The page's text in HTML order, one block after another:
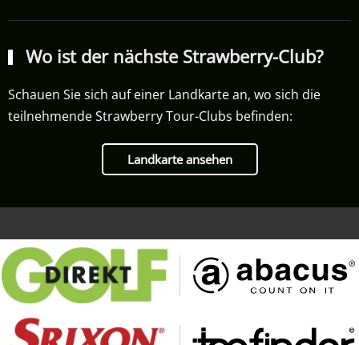
Wo ist der nächste Strawberry-Club?
Schauen Sie sich auf einer Landkarte an, wo sich die
teilnehmende Strawberry Tour-Clubs befinden:
Landkarte ansehen